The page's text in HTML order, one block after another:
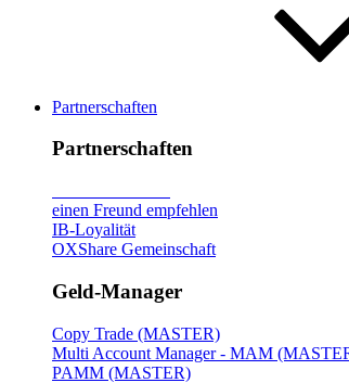
Partnerschaften
Partnerschaften
einen Freund empfehlen
IB-Loyalität
OXShare Gemeinschaft
Geld-Manager
Copy Trade (MASTER)
Multi Account Manager - MAM
PAMM (MASTER)